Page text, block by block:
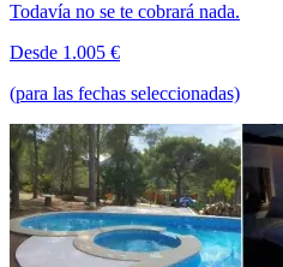
Todavía no se te cobrará nada.
Desde 1.005 €
(para las fechas seleccionadas)